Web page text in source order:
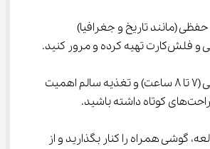
(مانند تاریخ و جغرافیا)
به خواب کافی (۷ تا ۸ ساعت) و تغذیه سالم اهمیت
باشید.
گوشی همراه را کنار بگذارید و از